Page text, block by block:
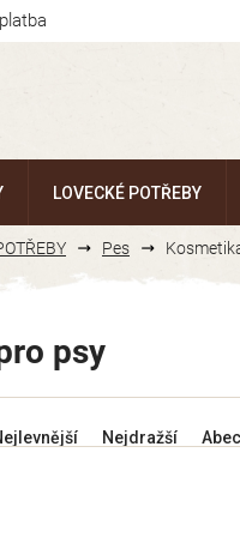
LOVECKÉ POTŘEBY
Pes
psy
Nejdražší